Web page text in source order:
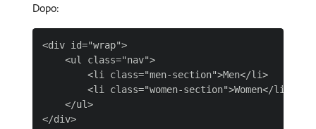
Dopo:
<div id="wrap">
<ul class="nav">
        <li class="men-section">Men</li>
        <li class="women-section">Women</li>
</ul>